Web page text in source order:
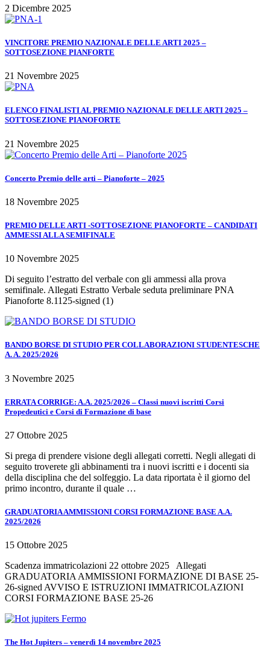
2 Dicembre 2025
VINCITORE PREMIO NAZIONALE DELLE ARTI 2025 –
SOTTOSEZIONE PIANFORTE
21 Novembre 2025
ELENCO FINALISTI AL PREMIO NAZIONALE DELLE ARTI 2025 –
SOTTOSEZIONE PIANOFORTE
21 Novembre 2025
Concerto Premio delle arti – Pianoforte – 2025
18 Novembre 2025
PREMIO DELLE ARTI -SOTTOSEZIONE PIANOFORTE – CANDIDATI
AMMESSI ALLA SEMIFINALE
10 Novembre 2025
Di seguito l’estratto del verbale con gli ammessi alla prova
semifinale. Allegati Estratto Verbale seduta preliminare PNA
Pianoforte 8.1125-signed (1)
BANDO BORSE DI STUDIO PER COLLABORAZIONI STUDENTESCHE
A. A. 2025/2026
3 Novembre 2025
ERRATA CORRIGE: A.A. 2025/2026 – Classi nuovi iscritti Corsi
Propedeutici e Corsi di Formazione di base
27 Ottobre 2025
Si prega di prendere visione degli allegati corretti. Negli allegati di
seguito troverete gli abbinamenti tra i nuovi iscritti e i docenti sia
della disciplina che del solfeggio. La data riportata è il giorno del
primo incontro, durante il quale …
GRADUATORIA AMMISSIONI CORSI FORMAZIONE BASE A.A.
2025/2026
15 Ottobre 2025
Scadenza immatricolazioni 22 ottobre 2025 Allegati
GRADUATORIA AMMISSIONI FORMAZIONE DI BASE 25-
26-signed AVVISO E ISTRUZIONI IMMATRICOLAZIONI
CORSI FORMAZIONE BASE 25-26
The Hot Jupiters – venerdì 14 novembre 2025